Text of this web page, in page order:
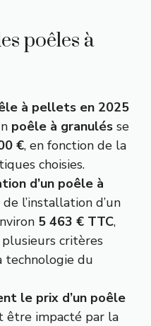
poêles à
à pellets en 2025
poêle à granulés se
€, en fonction de la
choisies.
d’un poêle à
l’installation d’un
5 463 € TTC,
critères
technologie du
le prix d’un poêle
être impacté par la